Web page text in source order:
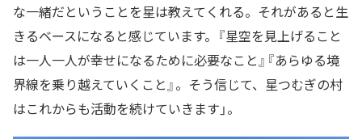
な一緒だということを星は教えてくれる。それがあると生
きるベースになると感じています。『星空を見上げること
は一人一人が幸せになるために必要なこと』『あらゆる境
界線を乗り越えていくこと』。そう信じて、星つむぎの村
はこれからも活動を続けていきます」。